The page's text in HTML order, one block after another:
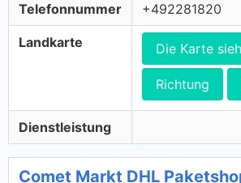
Telefonnummer +492281820
Landkarte Die Karte
Richtung
Dienstleistung
Comet Markt DHL